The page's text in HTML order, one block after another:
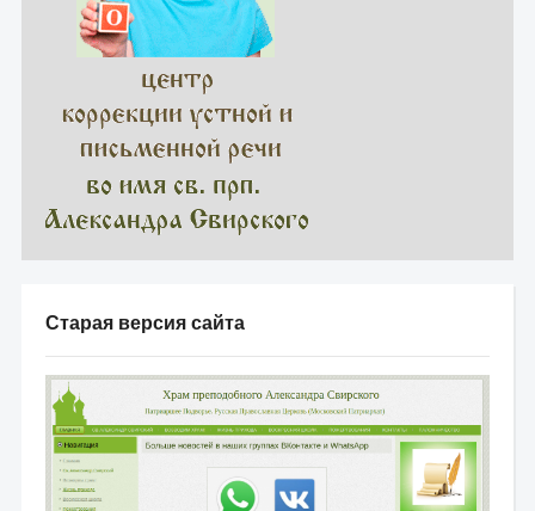
Старая версия сайта